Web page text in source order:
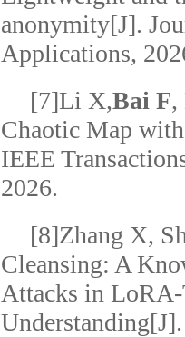
anonymity[J].
Applications,
[7]Li X,Bai F,
Chaotic Map
IEEE
2026.
[8]Zhang X,
Cleansing: A
Attacks in